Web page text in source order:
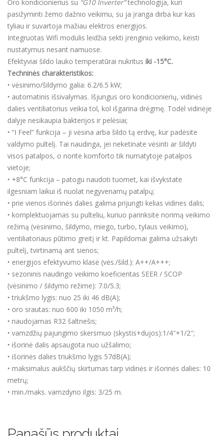
Oro kondicionierius su “G10 Inverter”technologija, kuri
pasižyminti žemo dažnio veikimu, su ja įranga dirba kur kas
tyliau ir suvartoja mažiau elektros energijos.
Integruotas Wifi modulis leidžia sekti įrenginio veikimo, keisti
nustatymus nesant namuose.
Efektyviai šildo lauko temperatūrai nukritus iki -15°C.
Techninės charakteristikos:
• vėsinimo/šildymo galia: 6.2/6.5 kW;
• automatinis išsivalymas. Išjungus oro kondicionierių, vidinės
dalies ventiliatorius veikia tol, kol išgarina drėgmę. Todėl vidinėje
dalyje nesikaupia bakterijos ir pelėsiai;
• “I Feel” funkcija – ji vėsina arba šildo tą erdvę, kur padėsite
valdymo pultelį. Tai naudinga, jei neketinate vėsinti ar šildyti
visos patalpos, o norite komforto tik numatytoje patalpos
vietoje;
• +8°C funkcija – patogu naudoti tuomet, kai išvykstate
ilgesniam laikui iš nuolat negyvenamų patalpų;
• prie vienos išorinės dalies galima prijungti kelias vidines dalis;
• komplektuojamas su pulteliu, kuriuo parinksite norimą veikimo
režimą (vėsinimo, šildymo, miego, turbo, tylaus veikimo),
ventiliatoriaus pūtimo greitį ir kt. Papildomai galima užsakyti
pultelį, tvirtinamą ant sienos;
• energijos efektyvumo klasė (vės./šild.): A++/A+++;
• sezoninis naudingo veikimo koeficientas SEER / SCOP
(vėsinimo / šildymo režime): 7.0/5.3;
• triukšmo lygis: nuo 25 iki 46 dB(A);
• oro srautas: nuo 600 iki 1050 m³/h;
• naudojamas R32 šaltnešis;
• vamzdžių pajungimo skersmuo (skystis+dujos):1/4″+1/2″;
• išorinė dalis apsaugota nuo užšalimo;
• išorinės dalies triukšmo lygis 57dB(A);
• maksimalus aukščių skirtumas tarp vidinės ir išorinės dalies: 10
metrų;
• min./maks. vamzdyno ilgis: 3/25 m.